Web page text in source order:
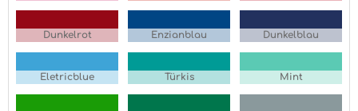
Dunkelrot Enzianblau Dunkelblau
Eletricblue Türkis Mint